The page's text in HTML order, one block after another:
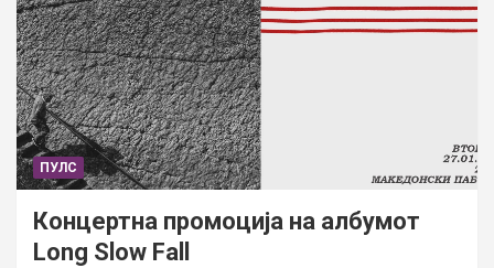
ПУЛС
Концертна промоција на албумот
Long Slow Fall